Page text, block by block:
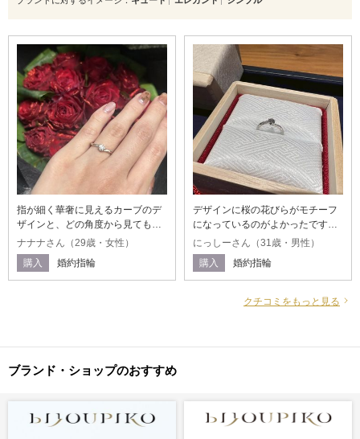
指が細く華奢に見えるカーブのデ
ザインと、どの角度から見ても綺
麗に見えるところ また、結婚式や
新婚旅行、マイホームの購入など
の結婚後に向けてお金をためてお
きたかったこともあり、価格帯も
ナナナさん（29歳・女性）
購入
婚約指輪
デザインに桜の花びらがモチーフ
になっているのがよかったです。
他のデザインと近いようでしっか
りと個性があるので、自信をもっ
て購入できました。また、誕生日
石を2種類いれましたが元のデザイ
ンを壊すことなく入れていただい
にっしーさん（31歳・男性）
購入
婚約指輪
クチコミをもっと見る
ブランド・ショップのおすすめ